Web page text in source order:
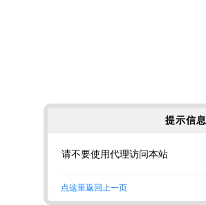
提示信息
请不要使用代理访问本站
点这里返回上一页